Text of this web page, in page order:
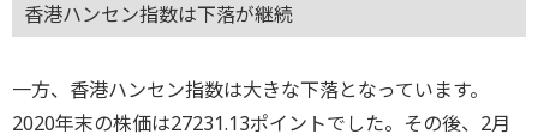
香港ハンセン指数は下落が継続
一方、香港ハンセン指数は大きな下落となっています。
2020年末の株価は27231.13ポイントでした。その後、2月